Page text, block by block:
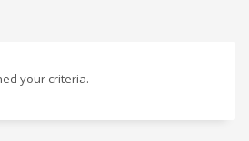
your criteria.